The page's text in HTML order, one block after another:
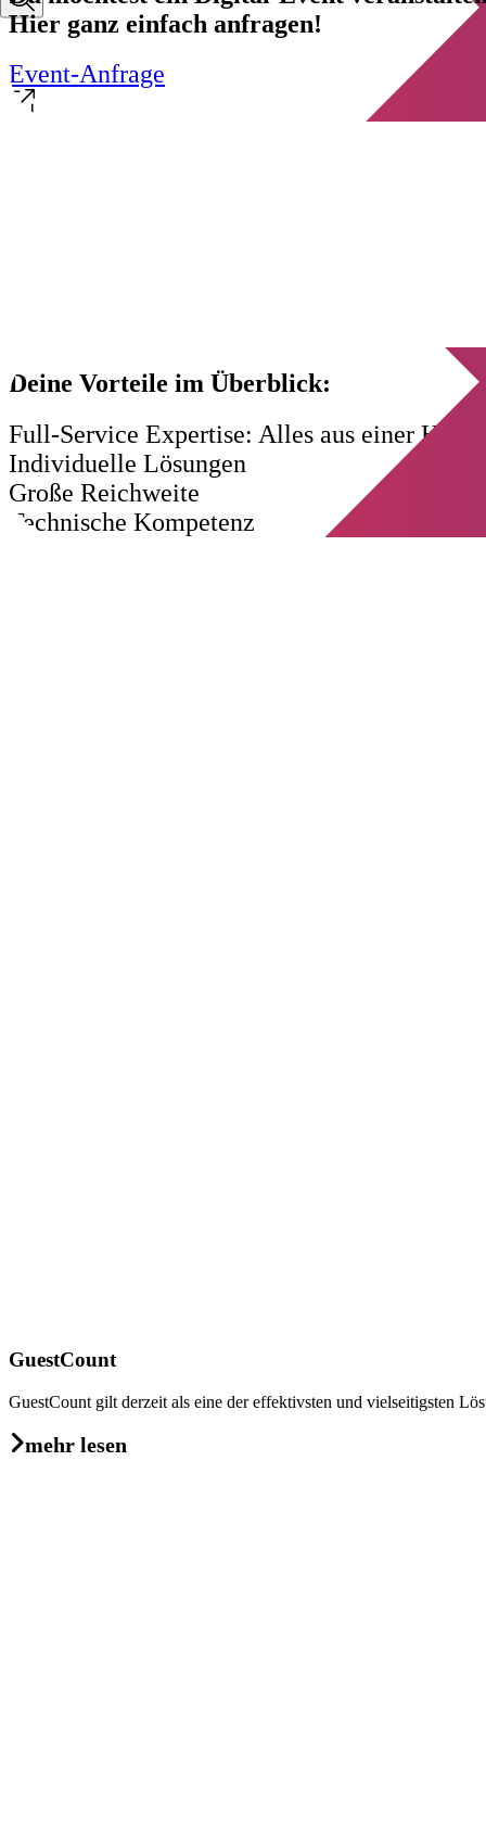
Hier ganz einfach anfragen!
Event-Anfrage
Deine Vorteile im Überblick:
Full-Service Expertise: Alles aus einer Hand!
Individuelle Lösungen
Große Reichweite
Technische Kompetenz
GuestCount
GuestCount gilt derzeit als eine der effektivsten und vielseitigsten
mehr lesen